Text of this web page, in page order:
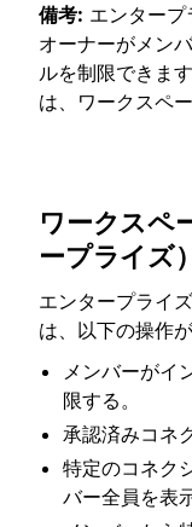
備考: エンター
オーナーがメン
ルを制限できま
は、ワークスペ
ワークスペ
ープライズ）
エンタープライ
は、以下の操作
メンバーがイ
限する。
承認済みコネ
特定のコネク
バー全員を表